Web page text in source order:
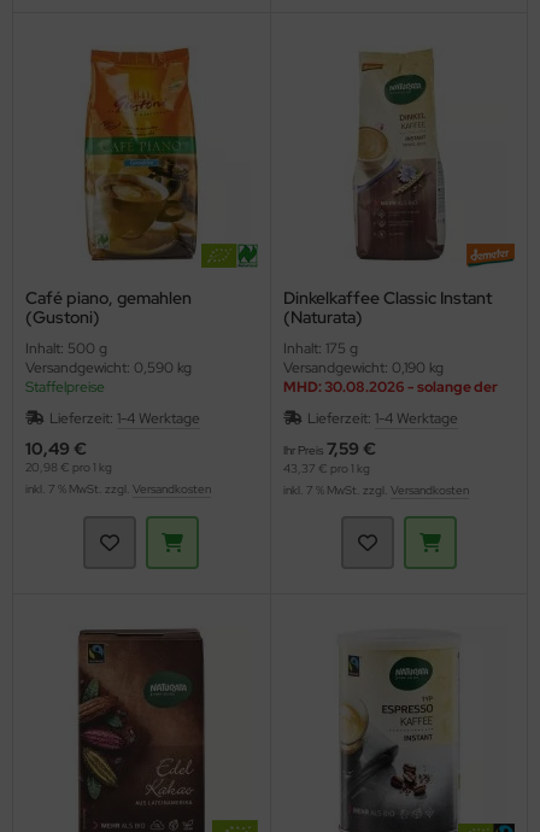
Café piano, gemahlen
(Gustoni)
Inhalt: 500 g
Versandgewicht: 0,590 kg
Staffelpreise
Lieferzeit: 1-4 Werktage
10,49 €
20,98 € pro 1 kg
inkl. 7 % MwSt. zzgl. Versandkosten
Dinkelkaffee Classic Instant
(Naturata)
Inhalt: 175 g
Versandgewicht: 0,190 kg
MHD: 30.08.2026 - solange der
Vorrat reicht
Lieferzeit: 1-4 Werktage
Ihr Preis 7,59 €
43,37 € pro 1 kg
inkl. 7 % MwSt. zzgl. Versandkosten